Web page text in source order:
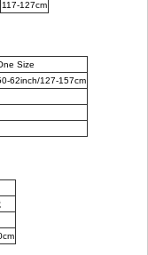
117-127cm
Size
62inch/127-157cm